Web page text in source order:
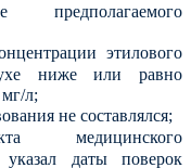
этилового
ниже или равно
л;
не составлялся;
медицинского
указал даты поверок